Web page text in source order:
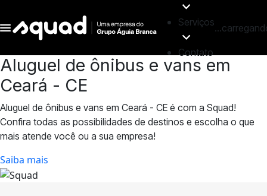
Serviços
Contato
Aluguel de ônibus e vans em
Ceará - CE
Aluguel de ônibus e vans em Ceará - CE é com a Squad!
Confira todas as possibilidades de destinos e escolha o que
mais atende você ou a sua empresa!
Saiba mais